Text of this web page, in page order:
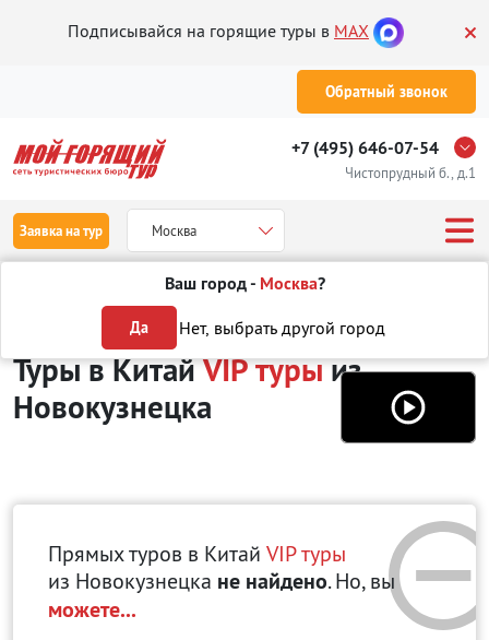
Подписывайся на горящие туры в MAX
Обратный звонок
+7 (495) 646-07-54
Чистопрудный б., д.1
Заявка на тур Москва
Ваш город - Москва?
Да Нет, выбрать другой город
Отдых в Китае VIP туры
Туры в КитайVIP турыиз
Новокузнецка
Прямых туров в Китай VIP туры
из Новокузнецка не найдено. Но, вы
можете...